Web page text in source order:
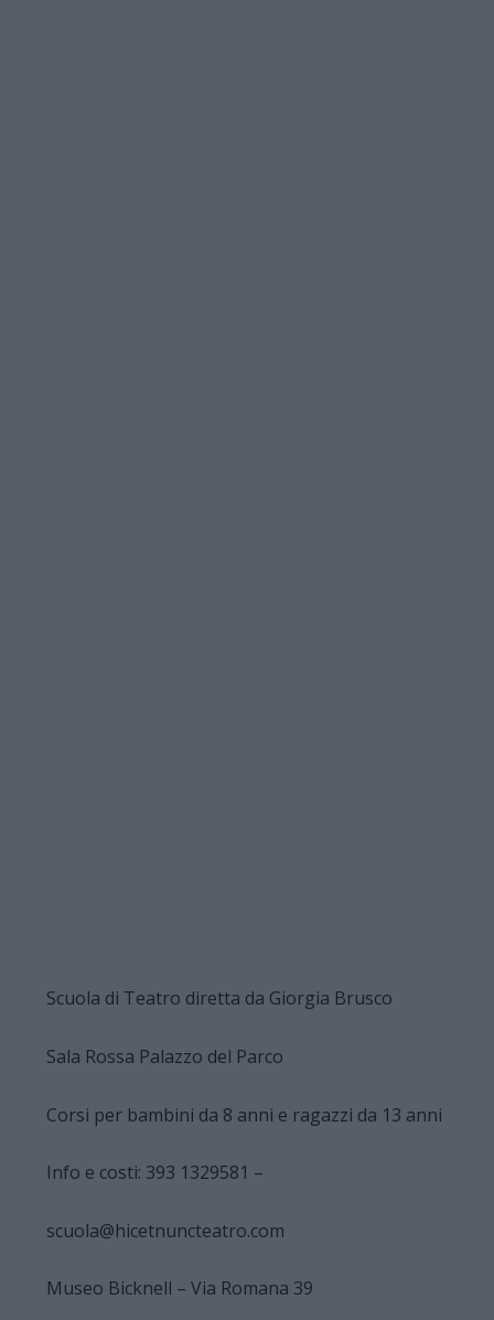
Scuola di Teatro diretta da Giorgia Brusco
Sala Rossa Palazzo del Parco
Corsi per bambini da 8 anni e ragazzi da 13 anni
Info e costi: 393 1329581 –
scuola@hicetnuncteatro.com
Museo Bicknell – Via Romana 39